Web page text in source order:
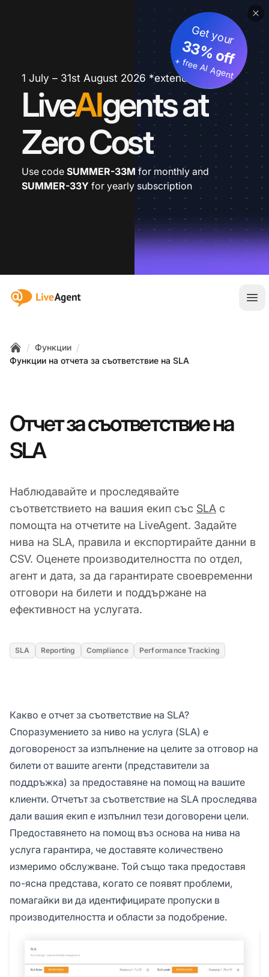
1 July – 31st August 2026 *extended
LiveAIgents at
Zero Cost
Get your
33% off
+ free AI Agent
Use code SUMMER-33M for monthly and
SUMMER-33Y for yearly subscription
:site.title
Home
/ Функции /
Функции на отчета за съответствие на SLA
Отчет за съответствие на
SLA
Наблюдавайте и проследявайте
съответствието на вашия екип със SLA с
помощта на отчетите на LiveAgent. Задайте
нива на SLA, правила и експортирайте данни в
CSV. Оценете производителността по отдел,
агент и дата, за да гарантирате своевременни
отговори на билети и поддържане на
ефективност на услугата.
SLA Reporting Compliance Performance Tracking
Какво е отчет за съответствие на SLA?
Споразумението за ниво на услуга (SLA) е
договореност за изпълнение на целите за отговор на
билети от вашите агенти (представители за
поддръжка) за предоставяне на помощ на вашите
клиенти. Отчетът за съответствие на SLA проследява
дали вашия екип е изпълнил тези договорени цели.
Предоставянето на помощ въз основа на нива на
услуга гарантира, че доставяте количествено
измеримо обслужване. Той също така предоставя
по-ясна представа, когато се появят проблеми,
помагайки ви да идентифицирате пропуски в
производителността и области за подобрение.